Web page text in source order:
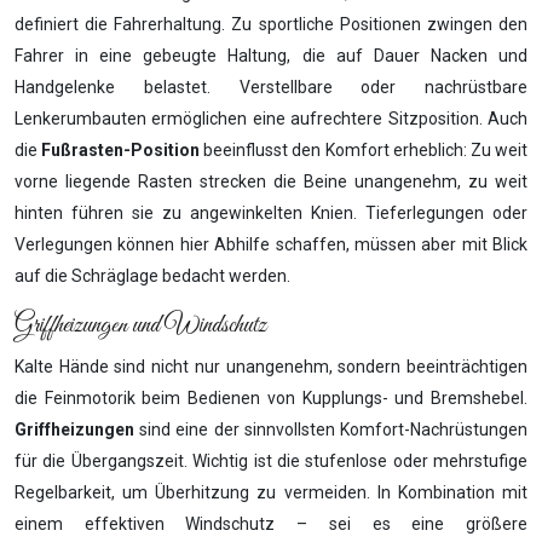
definiert die Fahrerhaltung. Zu sportliche Positionen zwingen den
Fahrer in eine gebeugte Haltung, die auf Dauer Nacken und
Handgelenke belastet. Verstellbare oder nachrüstbare
Lenkerumbauten ermöglichen eine aufrechtere Sitzposition. Auch
die Fußrasten-Position beeinflusst den Komfort erheblich: Zu weit
vorne liegende Rasten strecken die Beine unangenehm, zu weit
hinten führen sie zu angewinkelten Knien. Tieferlegungen oder
Verlegungen können hier Abhilfe schaffen, müssen aber mit Blick
auf die Schräglage bedacht werden.
Griffheizungen und Windschutz
Kalte Hände sind nicht nur unangenehm, sondern beeinträchtigen
die Feinmotorik beim Bedienen von Kupplungs- und Bremshebel.
Griffheizungen sind eine der sinnvollsten Komfort-Nachrüstungen
für die Übergangszeit. Wichtig ist die stufenlose oder mehrstufige
Regelbarkeit, um Überhitzung zu vermeiden. In Kombination mit
einem effektiven Windschutz – sei es eine größere